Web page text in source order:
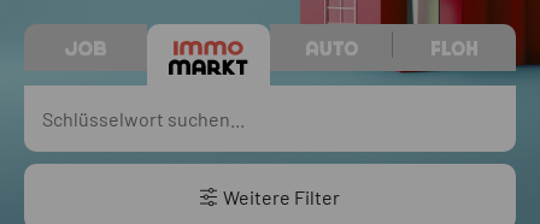
Weitere Filter